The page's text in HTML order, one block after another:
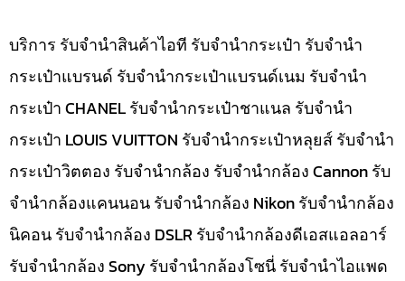
บริการ รับจำนำสินค้าไอที รับจำนำกระเป๋า รับจำนำ
กระเป๋าแบรนด์ รับจำนำกระเป๋าแบรนด์เนม รับจำนำ
กระเป๋า CHANEL รับจำนำกระเป๋าชาแนล รับจำนำ
กระเป๋า LOUIS VUITTON รับจำนำกระเป๋าหลุยส์ รับจำนำ
กระเป๋าวิตตอง รับจำนำกล้อง รับจำนำกล้อง Cannon รับ
จำนำกล้องแคนนอน รับจำนำกล้อง Nikon รับจำนำกล้อง
นิคอน รับจำนำกล้อง DSLR รับจำนำกล้องดีเอสแอลอาร์
รับจำนำกล้อง Sony รับจำนำกล้องโซนี่ รับจำนำไอแพด